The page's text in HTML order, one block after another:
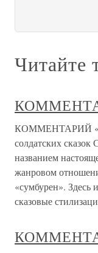
Читайте
КОММЕНТАРИЙ
солдатских
названием
жанровом
«сумбурен». Здесь
сказовые